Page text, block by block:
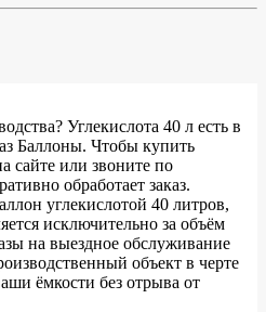
Углекислота 40 л есть в
Баллоны. Чтобы купить
сайте или звоните по
обработает заказ.
углекислотой 40 литров,
исключительно за объём
на выездное обслуживание
объект в черте
ёмкости без отрыва от